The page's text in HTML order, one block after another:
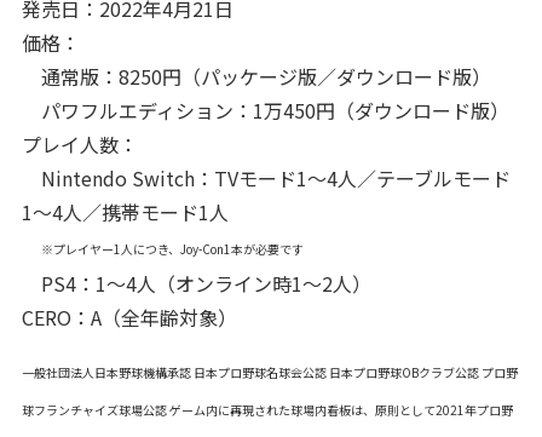
発売日：2022年4月21日
価格：
通常版：8250円（パッケージ版／ダウンロード版）
パワフルエディション：1万450円（ダウンロード版）
プレイ人数：
Nintendo Switch：TVモード1～4人／テーブルモード
1～4人／携帯モード1人
※プレイヤー1人につき、Joy-Con1本が必要です
PS4：1～4人（オンライン時1～2人）
CERO：A（全年齢対象）
一般社団法人日本野球機構承認 日本プロ野球名球会公認 日本プロ野球OBクラブ公認 プロ野
球フランチャイズ球場公認 ゲーム内に再現された球場内看板は、原則として2021年プロ野